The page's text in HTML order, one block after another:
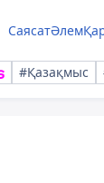
СаясатӘлем
#Қазақмыс